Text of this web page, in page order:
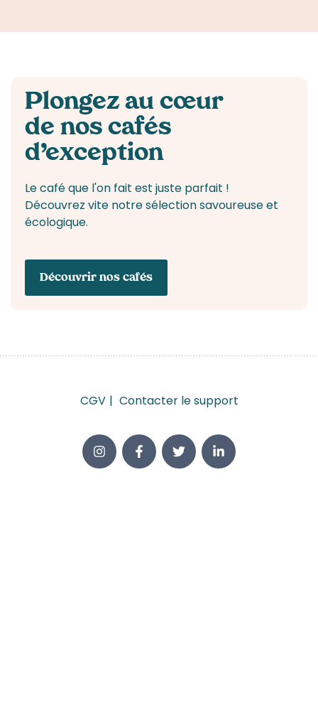
Plongez au cœur
de nos cafés
d’exception
Le café que l'on fait est juste parfait !
Découvrez vite notre sélection savoureuse et
écologique.
Découvrir nos cafés
CGV Contacter le support